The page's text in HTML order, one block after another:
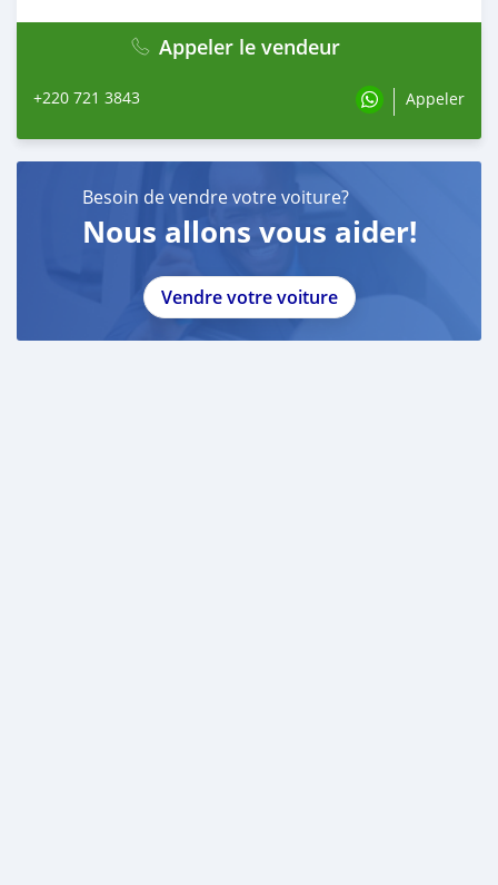
Appeler le vendeur
+220 721 3843 Appeler
Besoin de vendre votre voiture?
Nous allons vous aider!
Vendre votre voiture